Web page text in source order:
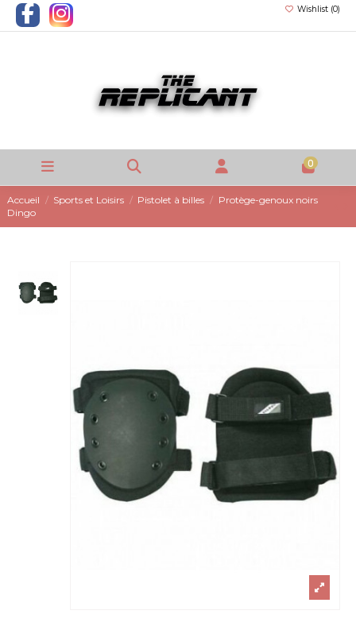
Wishlist (0)
0
Accueil Sports et Loisirs Pistolet à billes
Protège-genoux noirs
Dingo